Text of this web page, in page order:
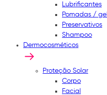
Lubrificantes
Pomadas / gel
Preservativos
Shampoo
Dermocosméticos
Proteção Solar
Corpo
Facial